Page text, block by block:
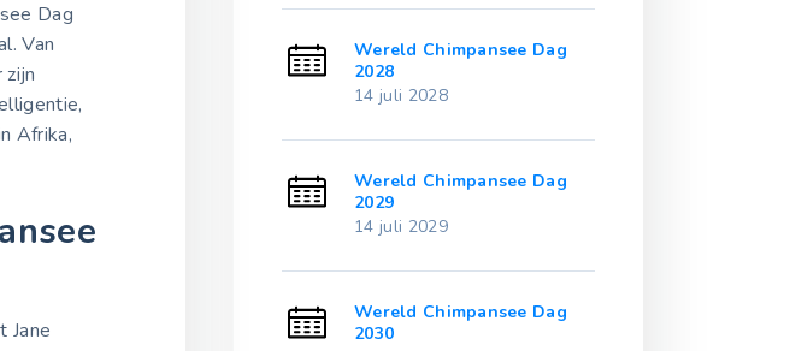
Dag
Van
Afrika,
Jane
Wereld Chimpansee Dag
14 juli 2023
14 juli 2024
2025
Wereld Chimpansee Dag
2028
14 juli 2028
Wereld Chimpansee Dag
2029
14 juli 2029
Wereld Chimpansee Dag
2030